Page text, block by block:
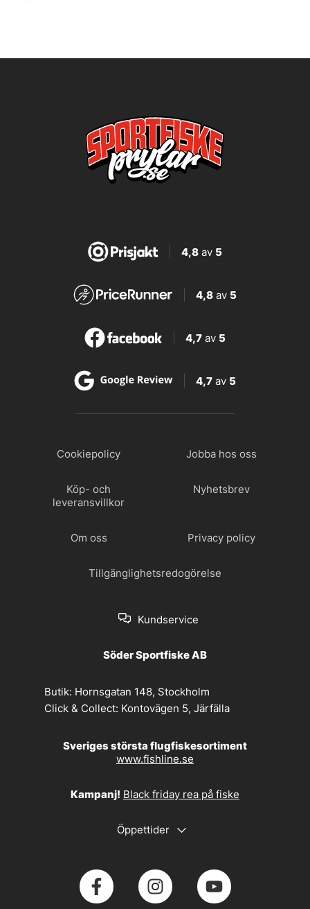
4,8av 5
4,8 av 5
4,7 av 5
4,7 av 5
Cookiepolicy Jobba hos oss
Köp- och
leveransvillkor
Nyhetsbrev
Om oss Privacy policy
Tillgänglighetsredogörelse
Kundservice
Söder Sportfiske AB
Butik: Hornsgatan 148, Stockholm
Click & Collect: Kontovägen 5, Järfälla
Sveriges största flugfiskesortiment
www.fishline.se
Kampanj! Black friday rea på fiske
Öppettider